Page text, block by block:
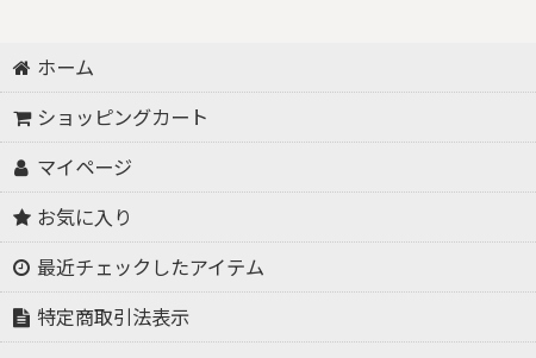
ホーム
ショッピングカート
マイページ
お気に入り
最近チェックしたアイテム
特定商取引法表示